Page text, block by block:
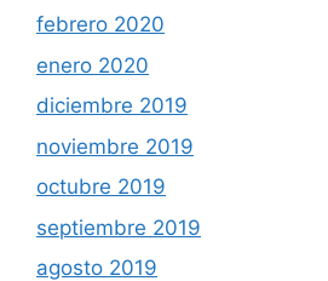
febrero 2020
enero 2020
diciembre 2019
noviembre 2019
octubre 2019
septiembre 2019
agosto 2019